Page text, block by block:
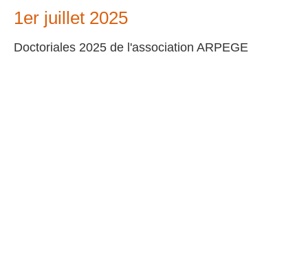
1er juillet 2025
Doctoriales 2025 de l'association ARPEGE